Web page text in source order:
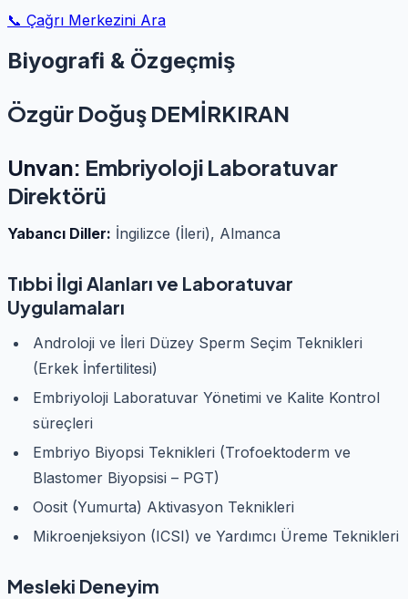
📞 Çağrı Merkezini Ara
Biyografi & Özgeçmiş
Özgür Doğuş DEMİRKIRAN
Unvan: Embriyoloji Laboratuvar
Direktörü
Yabancı Diller: İngilizce (İleri), Almanca
Tıbbi İlgi Alanları ve Laboratuvar
Uygulamaları
Androloji ve İleri Düzey Sperm Seçim Teknikleri
(Erkek İnfertilitesi)
Embriyoloji Laboratuvar Yönetimi ve Kalite Kontrol
süreçleri
Embriyo Biyopsi Teknikleri (Trofoektoderm ve
Blastomer Biyopsisi – PGT)
Oosit (Yumurta) Aktivasyon Teknikleri
Mikroenjeksiyon (ICSI) ve Yardımcı Üreme Teknikleri
Mesleki Deneyim